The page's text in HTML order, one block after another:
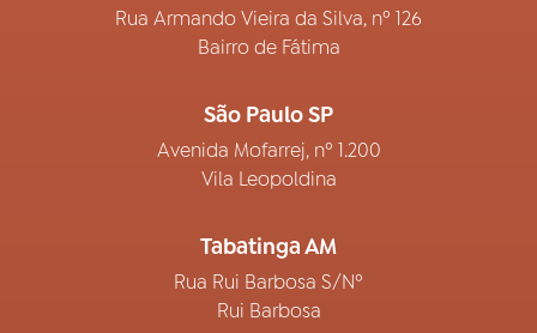
Rua Armando Vieira da Silva, nº 126
Bairro de Fátima
São Paulo SP
Avenida Mofarrej, nº 1.200
Vila Leopoldina
Tabatinga AM
Rua Rui Barbosa S/Nº
Rui Barbosa